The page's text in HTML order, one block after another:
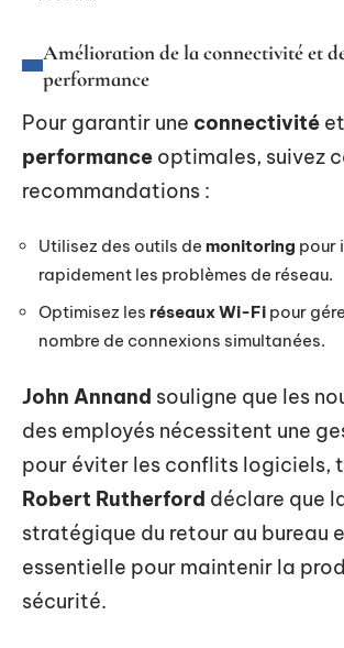
Amélioration de la connectivité et
performance
Pour garantir une connectivité
performance optimales, suivez
recommandations :
Utilisez des outils de monitoring pour
rapidement les problèmes de réseau.
Optimisez les réseaux Wi-Fi pour
nombre de connexions simultanées.
John Annand souligne que les
des employés nécessitent une
pour éviter les conflits logiciels,
Robert Rutherford déclare que
stratégique du retour au bureau
essentielle pour maintenir la
sécurité.